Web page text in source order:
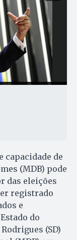
capacidade de
(MDB) pode
das eleições
registrado
e
do
(SD)